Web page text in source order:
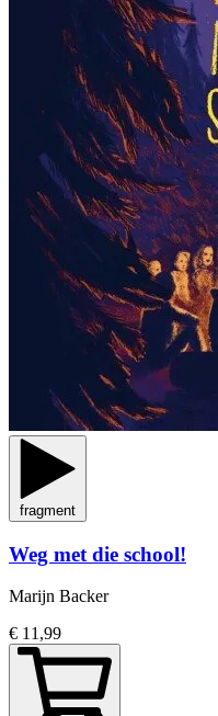
fragment
Weg met die school!
Marijn Backer
€ 11,99